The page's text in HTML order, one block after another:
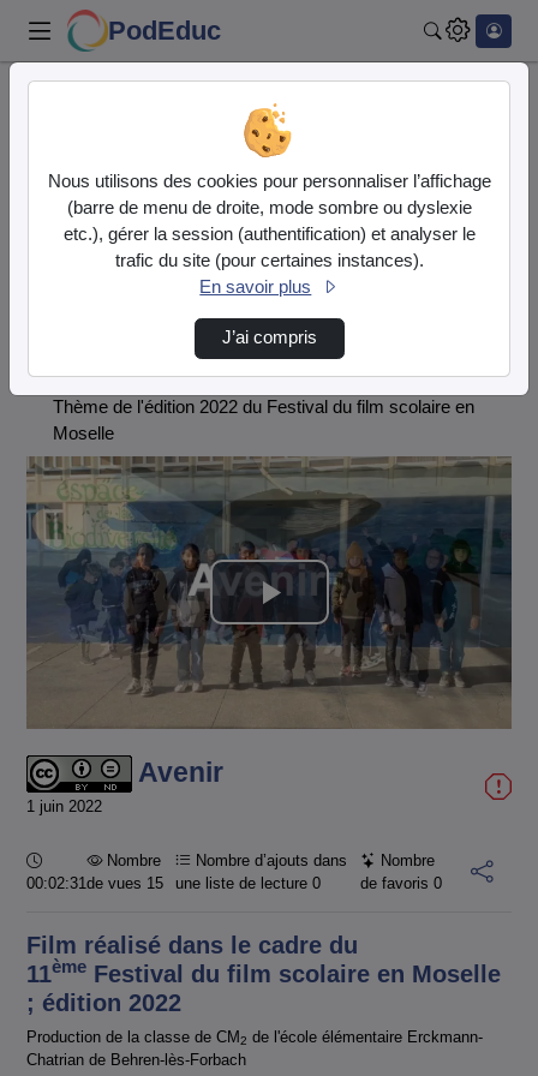
PodEduc
Festival du Film Scolaire en Moselle
Avenir
Festival du Film Scolaire en
Moselle
Tous différents, tous égaux
Thème de l'édition 2022 du Festival du film scolaire en
Moselle
Lire
la
vidéo
Avenir
1 juin 2022
Durée :
00:02:31
Nombre
de vues 15
Nombre d’ajouts dans
une liste de lecture0
Nombre
de favoris 0
Film réalisé dans le cadre du
11ème Festival du film scolaire en Moselle
; édition 2022
Production de la classe de CM2 de l'école élémentaire Erckmann-
Chatrian de Behren-lès-Forbach
Nous utilisons des cookies pour personnaliser l’affichage
(barre de menu de droite, mode sombre ou dyslexie
etc.), gérer la session (authentification) et analyser le
trafic du site (pour certaines instances).
En savoir plus
J’ai compris